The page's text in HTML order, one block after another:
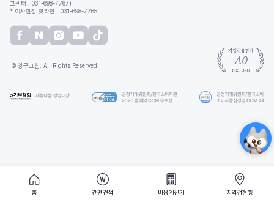
고센터 : 031-698-7767)
* 이사현장 핫라인 : 031-698-7765
© 영구크린. All Rights Reserved.
홈 간편견적 비용계산기 지역점현황